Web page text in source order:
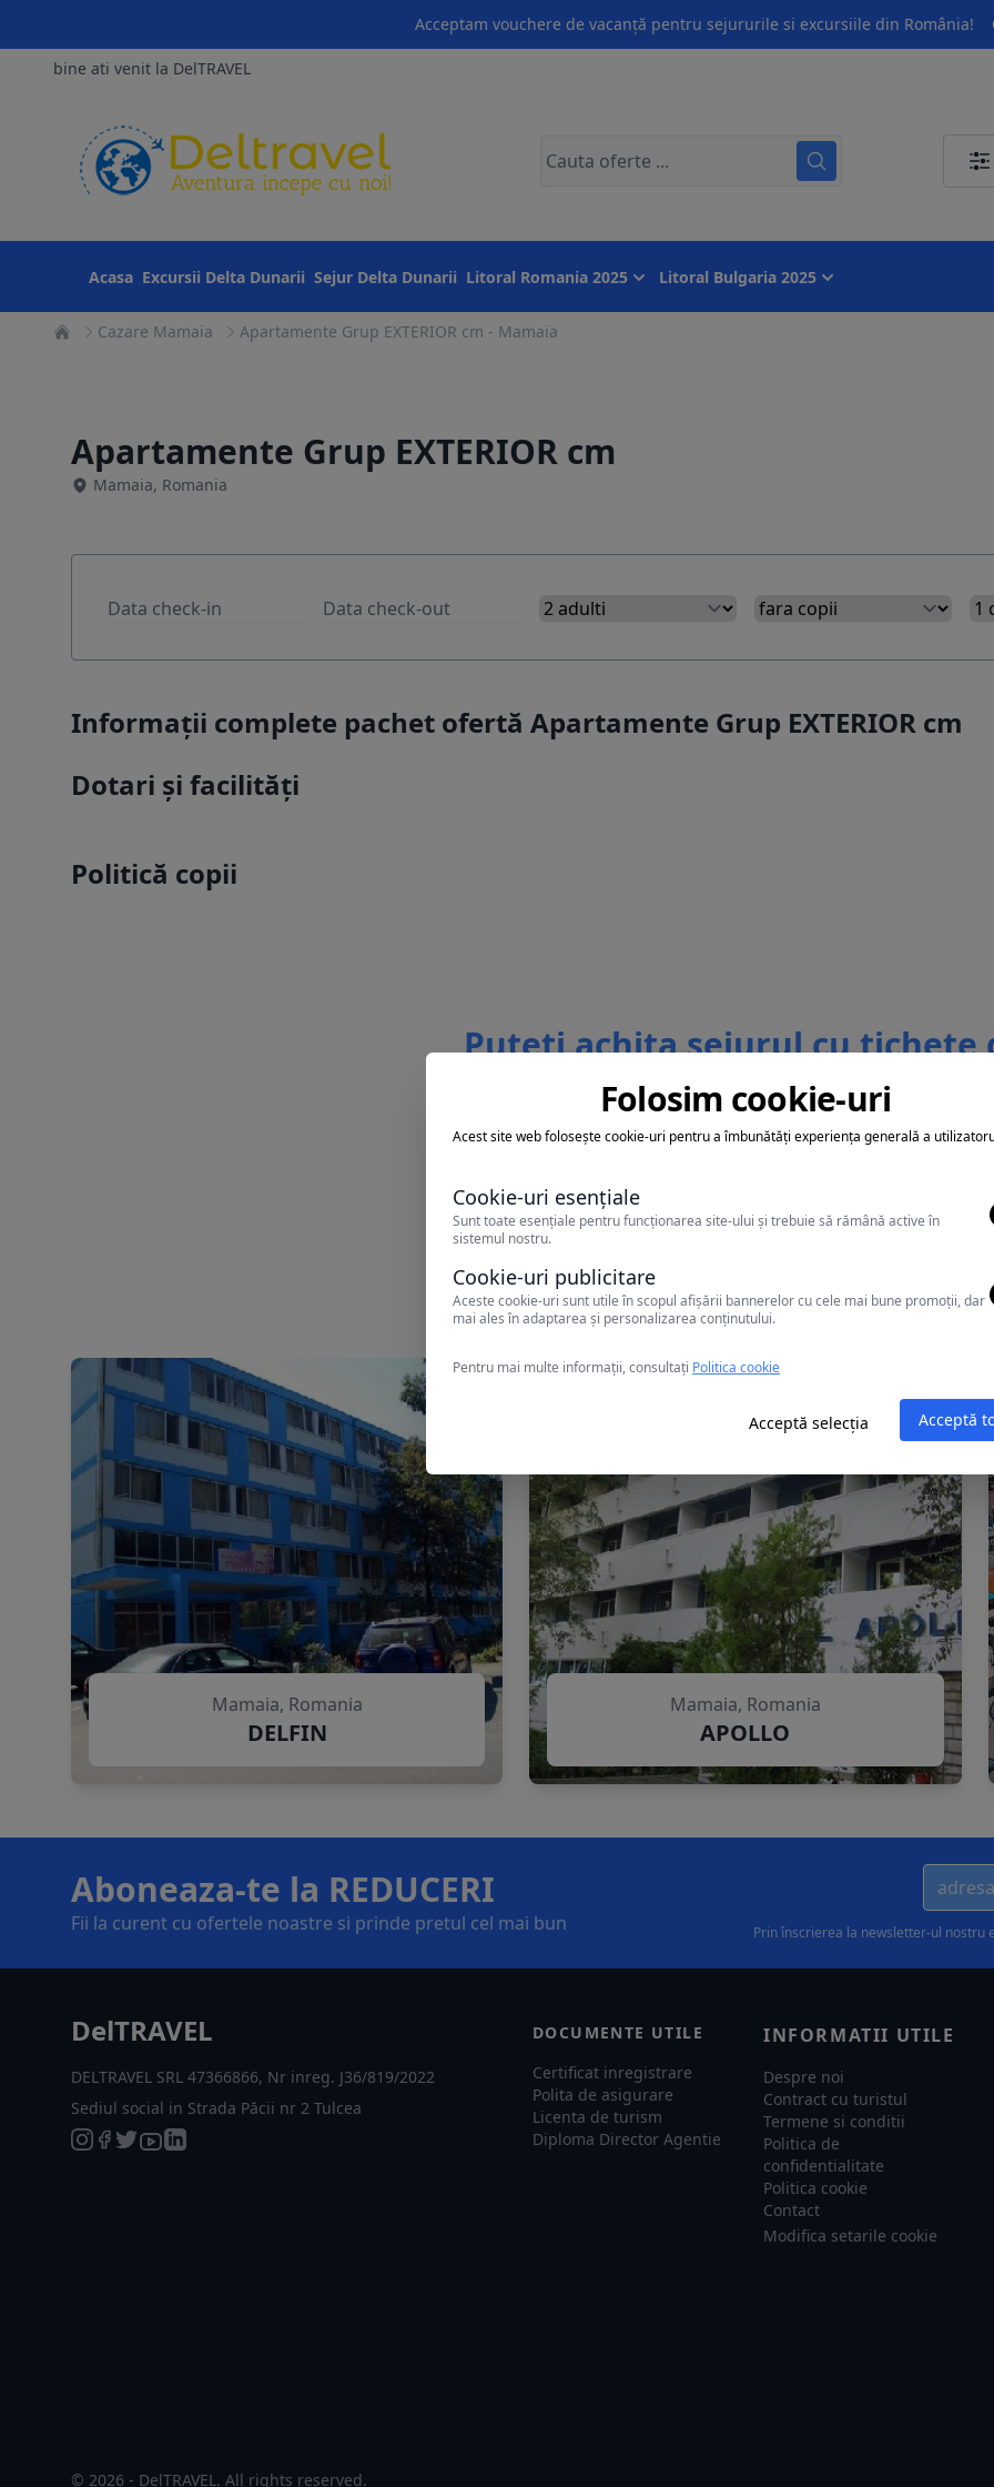
Acceptam vouchere de vacanță pentru sejururile si excursiile din România!
bine ati venit la DelTRAVEL
Acasa Excursii Delta Dunarii Sejur Delta Dunarii Litoral Romania 2025 Litoral Bulgaria 2025
Cazare Mamaia Apartamente Grup EXTERIOR cm - Mamaia
Apartamente Grup EXTERIOR cm
Mamaia, Romania
Informații complete pachet ofertă Apartamente Grup EXTERIOR cm
Dotari și facilități
Politică copii
Puteti achita sejurul cu tichete
vacanta
Alte oferte în Mamaia
Mamaia, Romania
DELFIN
Mamaia, Romania
APOLLO
Aboneaza-te la REDUCERI
Fii la curent cu ofertele noastre si prinde pretul cel mai bun Prin înscrierea la newsletter-ul nostru
DelTRAVEL
DELTRAVEL SRL 47366866, Nr inreg. J36/819/2022
Sediul social in Strada Păcii nr 2 Tulcea
DOCUMENTE UTILE
Certificat inregistrare
Polita de asigurare
Licenta de turism
Diploma Director Agentie
INFORMATII UTILE
Despre noi
Contract cu turistul
Termene si conditii
Politica de
confidentialitate
Politica cookie
Contact
Modifica setarile cookie
© 2026 - DelTRAVEL. All rights reserved.
Folosim cookie-uri
Acest site web folosește cookie-uri pentru a îmbunătăți experiența generală a
Cookie-uri esențiale
Sunt toate esențiale pentru funcționarea site-ului și trebuie să rămână active în
sistemul nostru.
Cookie-uri publicitare
Aceste cookie-uri sunt utile în scopul afișării bannerelor cu cele mai bune promoții, dar
mai ales în adaptarea și personalizarea conținutului.
Pentru mai multe informații, consultați Politica cookie
Acceptă selecția Acceptă